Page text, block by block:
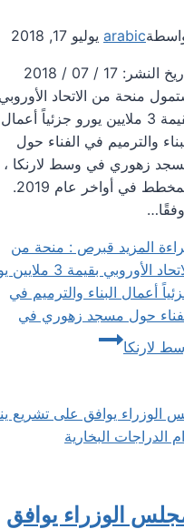
arabic يوليو 17, 2018
تاريخ النشر: 17 / 07 / 2018
منحة من الاتحاد الأوروبي
بقيمة 3 ملايين يورو جزئياً أعمال
والترميم في الفناء حول
زهوري في وسط لارنكا ،
المخطط في أواخر عام 2019.
المزيد قبرص : منحة من
الاتحاد الأوروبي بقيمة 3
أعمال البناء والترميم في
حول مسجد زهوري في
لارنكا
الوزراء يوافق